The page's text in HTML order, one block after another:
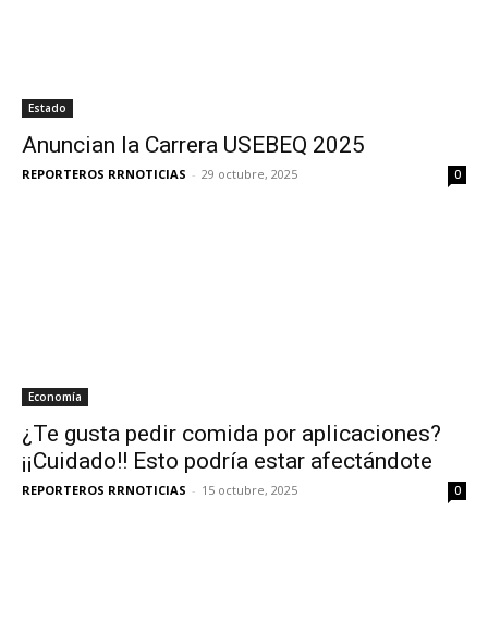
Estado
Anuncian la Carrera USEBEQ 2025
REPORTEROS RRNOTICIAS - 29 octubre, 2025 0
Economía
¿Te gusta pedir comida por aplicaciones?
¡¡Cuidado!! Esto podría estar afectándote
REPORTEROS RRNOTICIAS - 15 octubre, 2025 0